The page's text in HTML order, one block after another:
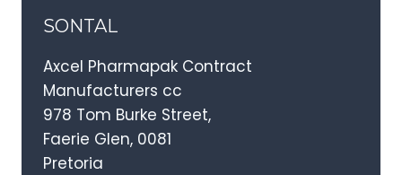
SONTAL
Axcel Pharmapak Contract
Manufacturers cc
978 Tom Burke Street,
Faerie Glen, 0081
Pretoria